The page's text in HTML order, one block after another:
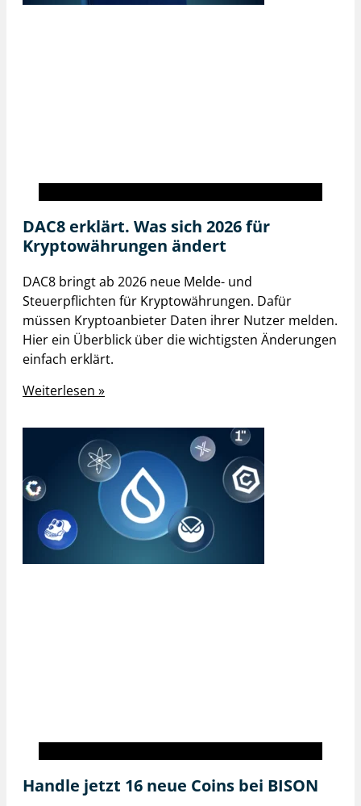
DAC8 erklärt. Was sich 2026 für
Kryptowährungen ändert
DAC8 bringt ab 2026 neue Melde- und
Steuerpflichten für Kryptowährungen. Dafür
müssen Kryptoanbieter Daten ihrer Nutzer melden.
Hier ein Überblick über die wichtigsten Änderungen
einfach erklärt.
Weiterlesen »
Handle jetzt 16 neue Coins bei BISON